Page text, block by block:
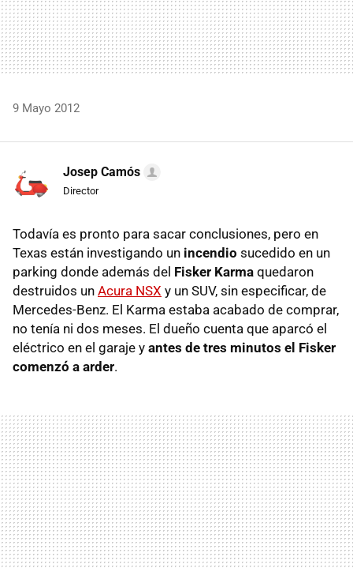
9 Mayo 2012
Josep Camós
Director
Todavía es pronto para sacar conclusiones, pero en
Texas están investigando un incendio sucedido en un
parking donde además del Fisker Karma quedaron
destruidos un Acura NSX y un SUV, sin especificar, de
Mercedes-Benz. El Karma estaba acabado de comprar,
no tenía ni dos meses. El dueño cuenta que aparcó el
eléctrico en el garaje y antes de tres minutos el Fisker
comenzó a arder.